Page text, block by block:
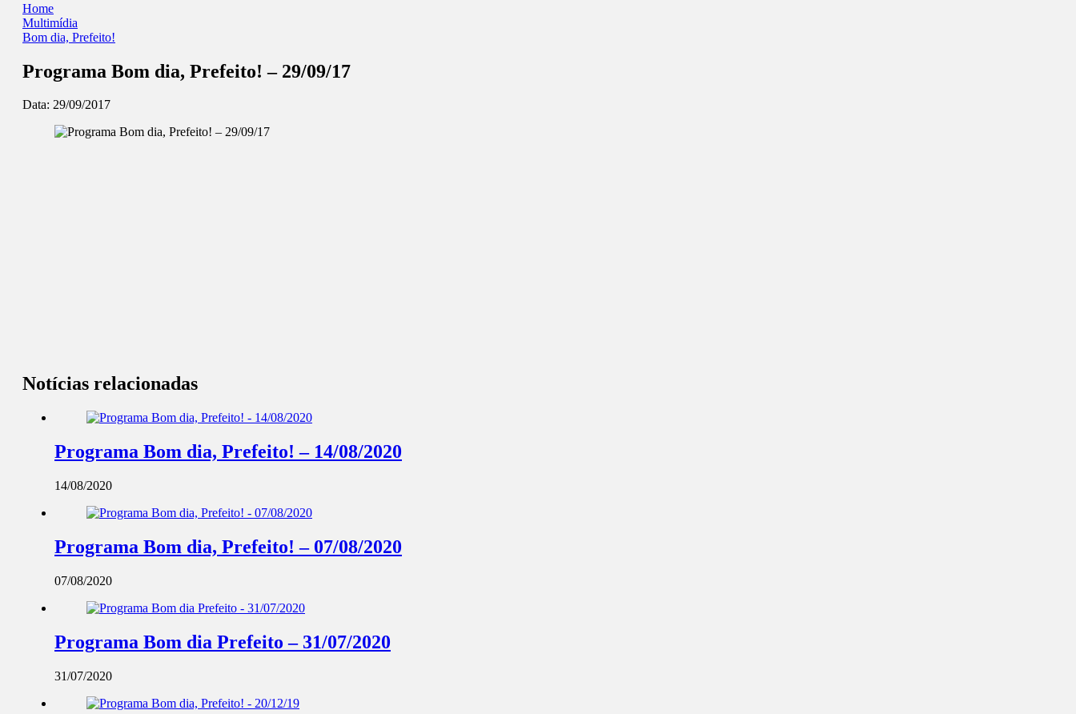
Home
Multimídia
Bom dia, Prefeito!
Programa Bom dia, Prefeito! – 29/09/17
Data: 29/09/2017
Notícias relacionadas
Programa Bom dia, Prefeito! – 14/08/2020
14/08/2020
Programa Bom dia, Prefeito! – 07/08/2020
07/08/2020
Programa Bom dia Prefeito – 31/07/2020
31/07/2020